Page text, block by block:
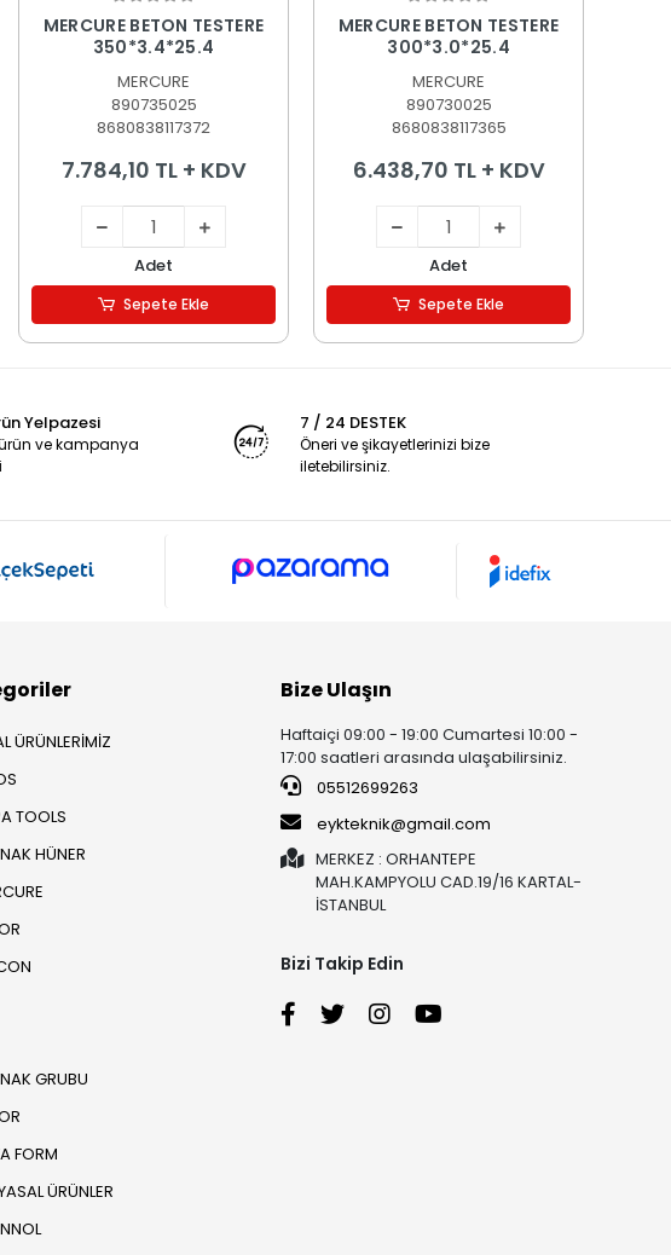
MERCURE BETON TESTERE
350*3.4*25.4
MERCURE
890735025
8680838117372
7.784,10 TL + KDV
Adet
Sepete Ekle
MERCURE BETON TESTERE
300*3.0*25.4
MERCURE
890730025
8680838117365
6.438,70 TL + KDV
Adet
Sepete Ekle
Yelpazesi
ve kampanya
7 / 24 DESTEK
Öneri ve şikayetlerinizi bize
iletebilirsiniz.
ÜRÜNLERİMİZ
TOOLS
HÜNER
GRUBU
FORM
ÜRÜNLER
Bize Ulaşın
Haftaiçi 09:00 - 19:00 Cumartesi 10:00 -
17:00 saatleri arasında ulaşabilirsiniz.
05512699263
eykteknik@gmail.com
MERKEZ : ORHANTEPE
MAH.KAMPYOLU CAD.19/16 KARTAL-
İSTANBUL
Bizi Takip Edin